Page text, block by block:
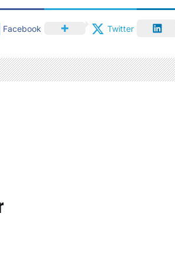
आ
दे
Facebook Twitter